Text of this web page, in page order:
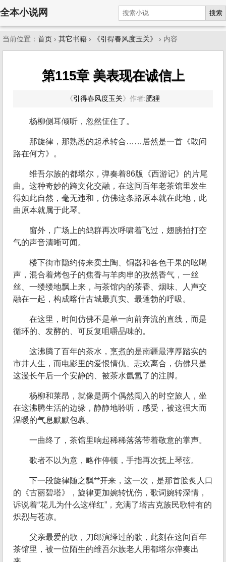
全本小说网 搜索
当前位置： 首页 › 其它书籍 › 《引得春风度玉关》 › 内容
第115章 美表现在诚信上
《引得春风度玉关》 作者:肥狸
杨柳侧耳倾听，忽然怔住了。
那旋律，那熟悉的起承转合……居然是一首《敢问
路在何方》。
维吾尔族的都塔尔，弹奏着86版《西游记》的片尾
曲。这种奇妙的跨文化交融，在这间百年老茶馆里发生
得如此自然，毫无违和，仿佛这条路原本就在此地，此
曲原本就属于此琴。
窗外，广场上的鸽群再次呼啸着飞过，翅膀拍打空
气的声音清晰可闻。
楼下街市隐约传来卖土陶、铜器和各色干果的吆喝
声，混合着烤包子的焦香与羊肉串的孜然香气，一丝
丝、一缕缕地飘上来，与茶馆内的茶香、烟味、人声交
融在一起，构成喀什古城最真实、最蓬勃的呼吸。
在这里，时间仿佛不是单一向前奔流的直线，而是
循环的、发酵的、可反复咀嚼品味的。
这沸腾了百年的茶水，烹煮的是南疆最淳厚踏实的
市井人生，而电影里的爱恨情仇、悲欢离合，仿佛只是
这漫长午后一个安静的、被茶水氤氲了的注脚。
杨柳和莱昂，就像是两个偶然闯入的时空旅人，坐
在这沸腾生活的边缘，静静地聆听，感受，被这强大而
温暖的气息默默包裹。
一曲终了，茶馆里响起稀稀落落带着敬意的掌声。
歌者不以为意，略作停顿，手指再次抚上琴弦。
下一段旋律随之飘**开来，这一次，是那首脍炙人口
的《古丽碧塔》，旋律更加婉转忧伤，歌词婉转深情，
诉说着“花儿为什么这样红”，充满了塔吉克族民歌特有的
炽烈与苍凉。
父亲最爱的歌，刀郎演绎过的歌，此刻在这间百年
茶馆里，被一位陌生的维吾尔族老人用都塔尔弹奏出